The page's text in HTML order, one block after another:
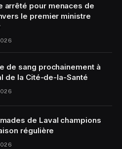
arrêté pour menaces de
le premier ministre
de sang prochainement à
de la Cité-de-la-Santé
de Laval champions
régulière